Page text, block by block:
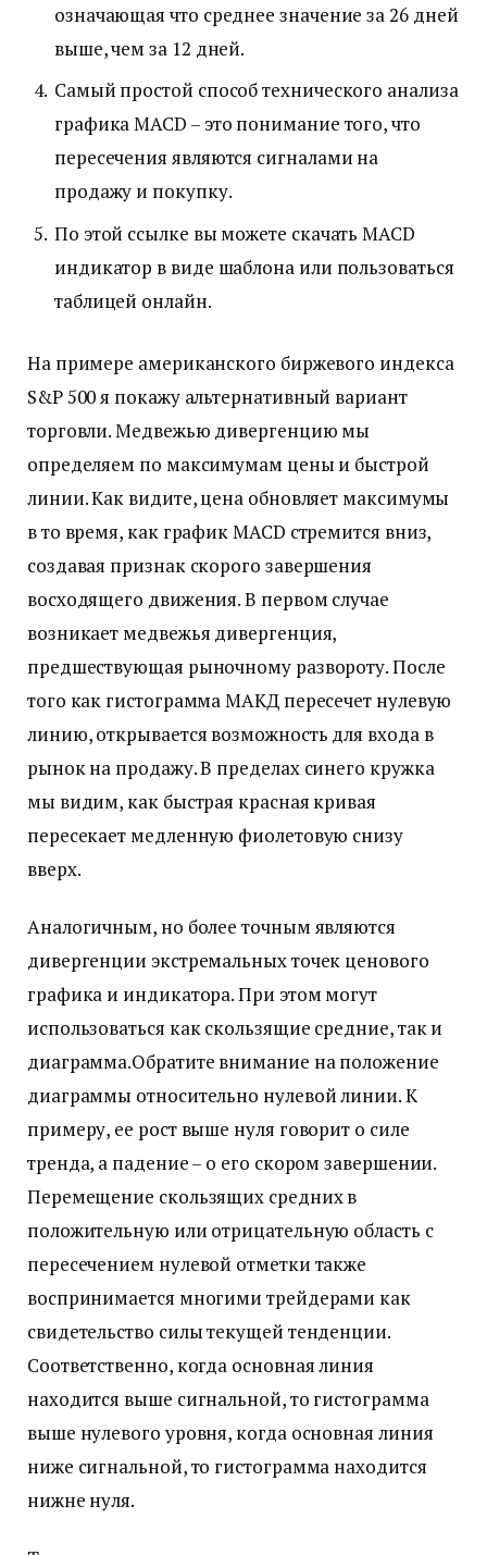
означающая что среднее значение за 26 дней
выше, чем за 12 дней.
Самый простой способ технического анализа
графика MACD – это понимание того, что
пересечения являются сигналами на
продажу и покупку.
По этой ссылке вы можете скачать MACD
индикатор в виде шаблона или пользоваться
таблицей онлайн.
На примере американского биржевого индекса
S&P 500 я покажу альтернативный вариант
торговли. Медвежью дивергенцию мы
определяем по максимумам цены и быстрой
линии. Как видите, цена обновляет максимумы
в то время, как график MACD стремится вниз,
создавая признак скорого завершения
восходящего движения. В первом случае
возникает медвежья дивергенция,
предшествующая рыночному развороту. После
того как гистограмма МАКД пересечет нулевую
линию, открывается возможность для входа в
рынок на продажу. В пределах синего кружка
мы видим, как быстрая красная кривая
пересекает медленную фиолетовую снизу
вверх.
Аналогичным, но более точным являются
дивергенции экстремальных точек ценового
графика и индикатора. При этом могут
использоваться как скользящие средние, так и
диаграмма.Обратите внимание на положение
диаграммы относительно нулевой линии. К
примеру, ее рост выше нуля говорит о силе
тренда, а падение – о его скором завершении.
Перемещение скользящих средних в
положительную или отрицательную область с
пересечением нулевой отметки также
воспринимается многими трейдерами как
свидетельство силы текущей тенденции.
Соответственно, когда основная линия
находится выше сигнальной, то гистограмма
выше нулевого уровня, когда основная линия
ниже сигнальной, то гистограмма находится
нижне нуля.